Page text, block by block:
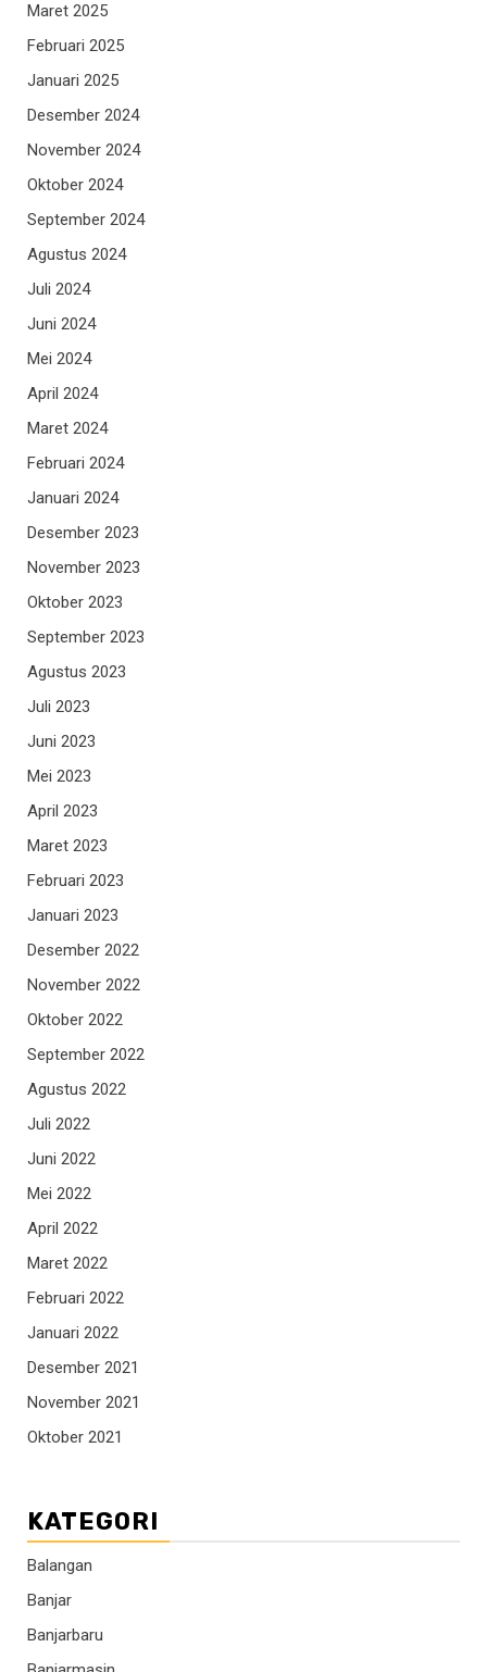
Maret 2025
Februari 2025
Januari 2025
Desember 2024
November 2024
Oktober 2024
September 2024
Agustus 2024
Juli 2024
Juni 2024
Mei 2024
April 2024
Maret 2024
Februari 2024
Januari 2024
Desember 2023
November 2023
Oktober 2023
September 2023
Agustus 2023
Juli 2023
Juni 2023
Mei 2023
April 2023
Maret 2023
Februari 2023
Januari 2023
Desember 2022
November 2022
Oktober 2022
September 2022
Agustus 2022
Juli 2022
Juni 2022
Mei 2022
April 2022
Maret 2022
Februari 2022
Januari 2022
Desember 2021
November 2021
Oktober 2021
KATEGORI
Balangan
Banjar
Banjarbaru